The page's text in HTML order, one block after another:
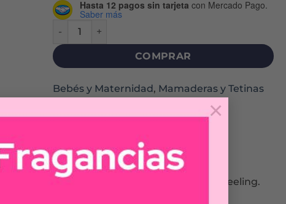
×
Hasta 12 pagos sin tarjeta con Mercado Pago.
Saber más
TETINA NATURAL FEELING 0M+ X 1 UNIDAD cantidad
COMPRAR
Bebés y Maternidad, Mamaderas y Tetinas
anti-cólicos para los biberones NaturalFeeling.
como en el pecho de la madre.